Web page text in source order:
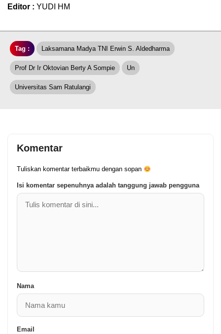
Editor : YUDI HM
Tag : Laksamana Madya TNI Erwin S. Aldedharma
Prof Dr Ir Oktovian Berty A Sompie Un
Universitas Sam Ratulangi
Komentar
Tuliskan komentar terbaikmu dengan sopan
Isi komentar sepenuhnya adalah tanggung jawab pengguna
Nama
Email